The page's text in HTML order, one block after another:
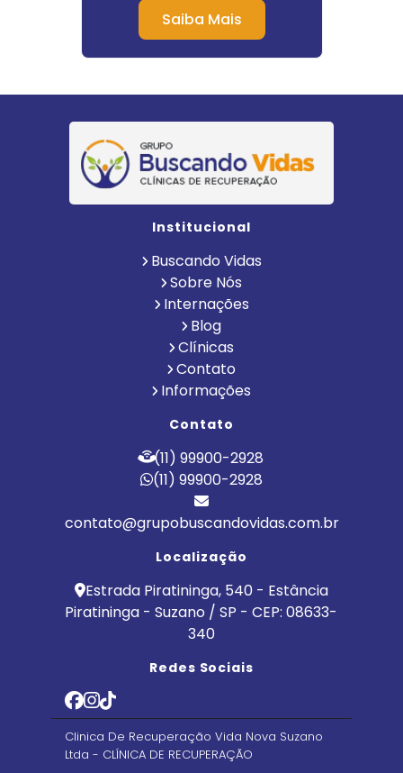
Saiba Mais
Institucional
Buscando Vidas
Sobre Nós
Internações
Blog
Clínicas
Contato
Informações
Contato
(11) 99900-2928
(11) 99900-2928
contato@grupobuscandovidas.com.br
Localização
Estrada Piratininga, 540 - Estância
Piratininga - Suzano / SP - CEP: 08633-
340
Redes Sociais
Clinica De Recuperação Vida Nova Suzano
Ltda - CLÍNICA DE RECUPERAÇÃO